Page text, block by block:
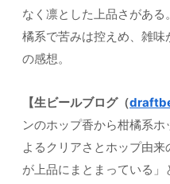
なく凛とした上品さがあ
橘系で苦みは控えめ、雑味
の感想。
【生ビールブログ（
ンのホップ香から柑橘系
よるクリアさとホップ由
が上品にまとまっている」